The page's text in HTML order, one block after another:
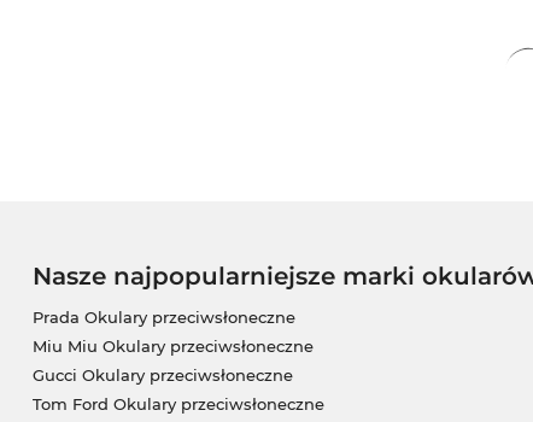
Nasze najpopularniejsze marki
Prada Okulary przeciwsłoneczne
Miu Miu Okulary przeciwsłoneczne
Gucci Okulary przeciwsłoneczne
Tom Ford Okulary przeciwsłoneczne